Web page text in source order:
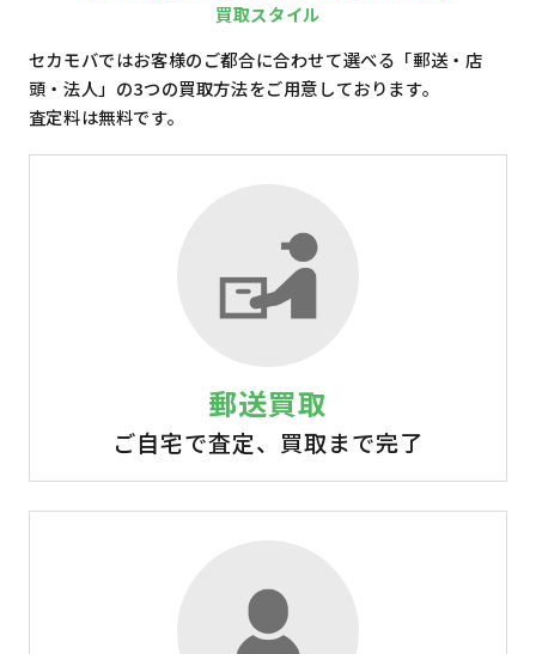
買取スタイル
セカモバではお客様のご都合に合わせて選べる「郵送・店
頭・法人」の3つの買取方法をご用意しております。
査定料は無料です。
郵送買取
ご自宅で査定、買取まで完了